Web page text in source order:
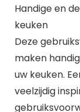
Handige en
keuken
Deze
maken
uw keuken.
veelzijdig